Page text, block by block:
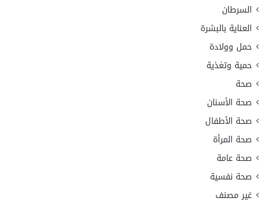
السرطان
العناية بالبشرة
حمل وولادة
حمية وتغذية
صحة
صحة الأسنان
صحة الأطفال
صحة المرأة
صحة عامة
صحة نفسية
غير مصنف